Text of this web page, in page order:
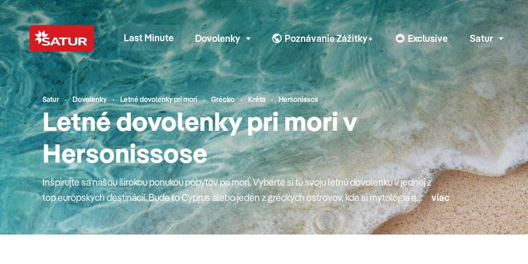
Last Minute Dovolenky Poznávanie Zážitky+ Exclusive Satur
Satur Dovolenky Letné dovolenky pri mori Grécko Kréta Hersonissos
Letné dovolenky pri mori v
Hersonissose
Inšpirujte sa našou širokou ponukou pobytov pri mori. Vyberte si tú svoju letnú dovolenku v jednej z
top európskych destinácií. Bude to Cyprus alebo jeden z gréckych ostrovov, kde si mytológia a
krásne pláže podali ruky? Obľúbené Turecko s najlepším all inclusive konceptom alebo radšej
krásny podmorský svet Červeného mora v Egypte či hit minulého leta, "egyptský Karibik" v Marsa
viac